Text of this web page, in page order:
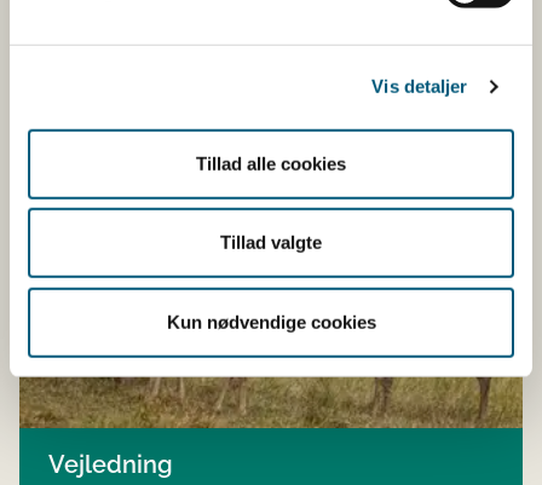
Vis detaljer
Tillad alle cookies
Tillad valgte
Kun nødvendige cookies
Vejledning